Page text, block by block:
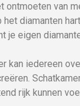
ontmoeten van
het diamanten
je eigen
kan iedereen
rijk kunnen